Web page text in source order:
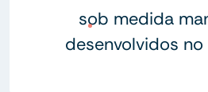
sob medida
desenvolvidos